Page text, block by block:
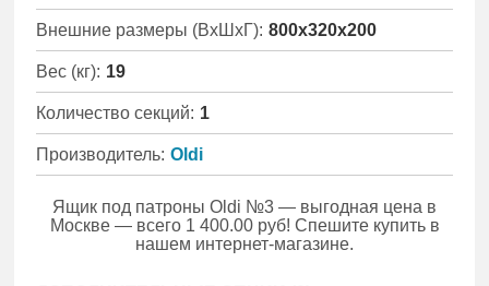
Внешние размеры (ВхШхГ): 800x320x200
Вес (кг): 19
Количество секций: 1
Производитель: Oldi
Ящик под патроны Oldi №3 — выгодная цена в
Москве — всего 1 400.00 руб! Спешите купить в
нашем интернет-магазине.